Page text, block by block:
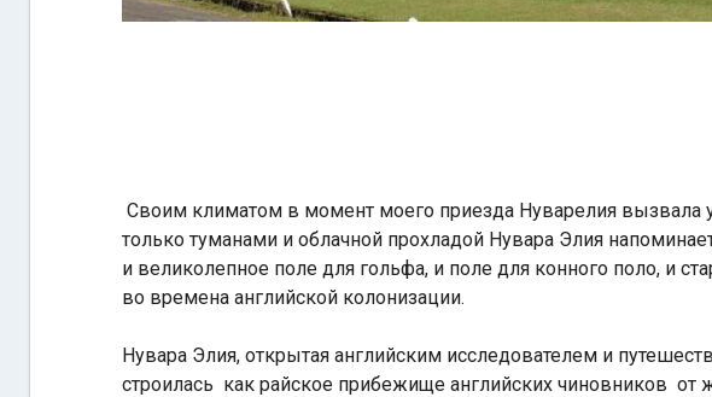
Своим климатом в момент моего приезда Нуварелия вызвала
только туманами и облачной прохладой Нувара Элия
и великолепное поле для гольфа, и поле для конного поло, и
во времена английской колонизации.
Нувара Элия, открытая английским исследователем и
строилась как райское прибежище английских чиновников от